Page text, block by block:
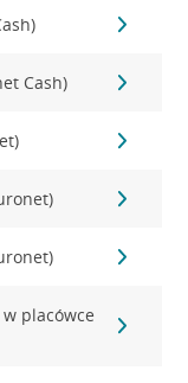
Cash)
placówce